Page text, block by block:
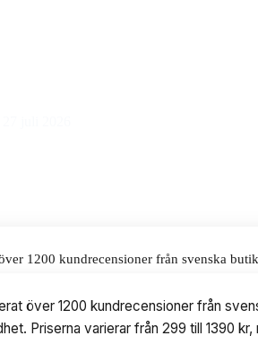
1200 kundrecensioner från svenska
över 1200 kundrecensioner från
Priserna varierar från 299 till 1390